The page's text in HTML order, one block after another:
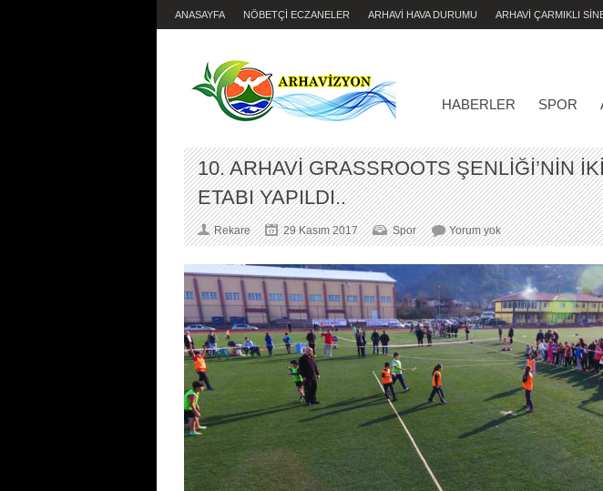
ANASAYFA NÖBETÇİ ECZANELER ARHAVİ HAVA DURUMU ARHAVİ ÇARMIKLI
HABERLER SPOR
10. ARHAVİ GRASSROOTS ŞENLİĞİ’NİN
ETABI YAPILDI..
Rekare 29 Kasım 2017 Spor Yorum yok10.
ARHAVİ
GRASSROOTS
ŞENLİĞİ’NİN
İKİNCİ
ETABI
YAPILDI..